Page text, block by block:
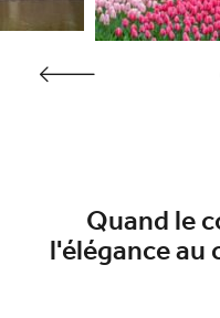
Quand le
l'élégance